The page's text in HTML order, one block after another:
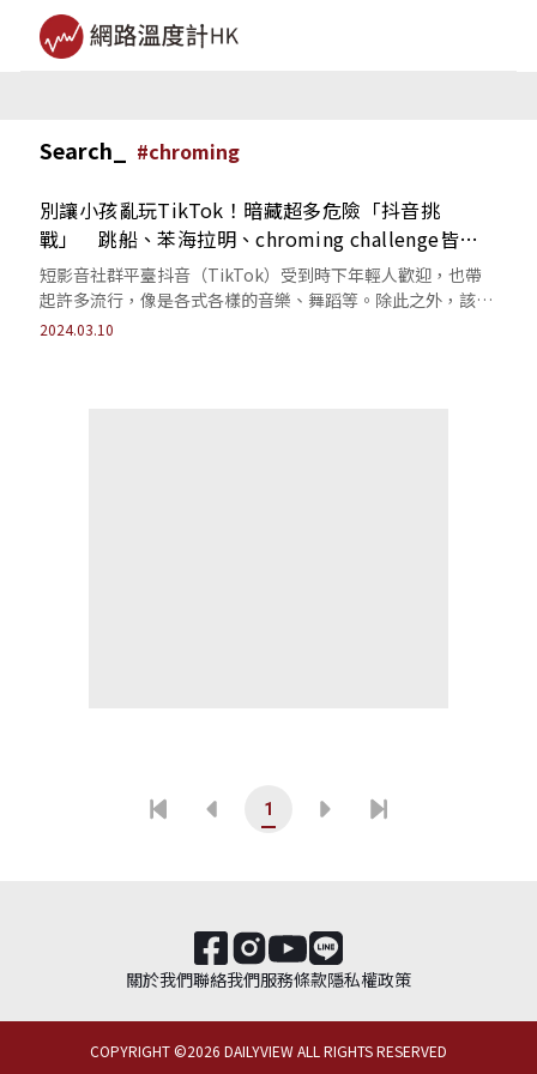
Search_ #chroming
別讓小孩亂玩TikTok！暗藏超多危險「抖音挑
戰」 跳船、苯海拉明、chroming challenge皆奪
人命
短影音社群平臺抖音（TikTok）受到時下年輕人歡迎，也帶
起許多流行，像是各式各樣的音樂、舞蹈等。除此之外，該平
臺上也流行「抖音挑戰」，經常有人...
2024.03.10
1
關於我們聯絡我們服務條款隱私權政策
COPYRIGHT ©2026 DAILYVIEW ALL RIGHTS RESERVED